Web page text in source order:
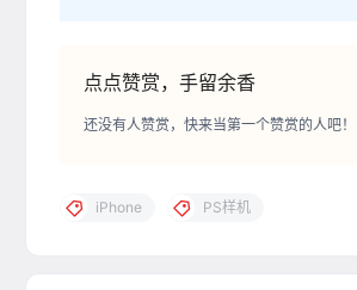
点点赞赏，手留余香
还没有人赞赏，快来当第一个赞赏的人吧！
iPhone PS样机